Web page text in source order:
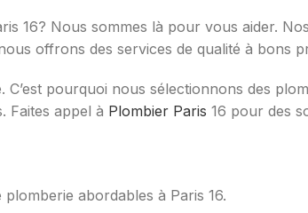
16? Nous sommes là pour vous aider. Nos
offrons des services de qualité à bons
C’est pourquoi nous sélectionnons des
Faites appel à Plombier Paris 16 pour des
abordables à Paris 16.